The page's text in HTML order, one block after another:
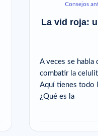
Consejos
La vid roja:
A veces se habla
combatir la
Aquí tienes todo
¿Qué es la